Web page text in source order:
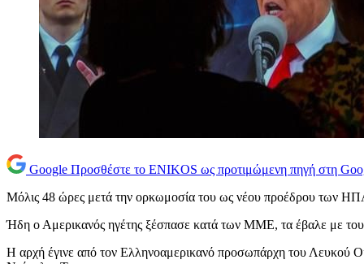
Google Προσθέστε το ENIKOS ως προτιμώμενη πηγή στη
Μόλις 48 ώρες μετά την ορκωμοσία του ως νέου προέδρου των
Ήδη ο Αμερικανός ηγέτης ξέσπασε κατά των ΜΜΕ, τα έβαλε με τους
Η αρχή έγινε από τον Ελληνοαμερικανό προσωπάρχη του Λευκού